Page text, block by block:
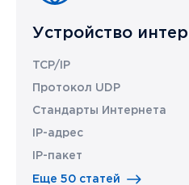
Устройство
TCP/IP
Протокол UDP
Стандарты Интернета
IP-адрес
IP-пакет
Еще 50 статей